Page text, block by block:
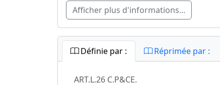
Afficher plus d'informations...
Définie par : Réprimée par :
ART.L.26 C.P&CE.